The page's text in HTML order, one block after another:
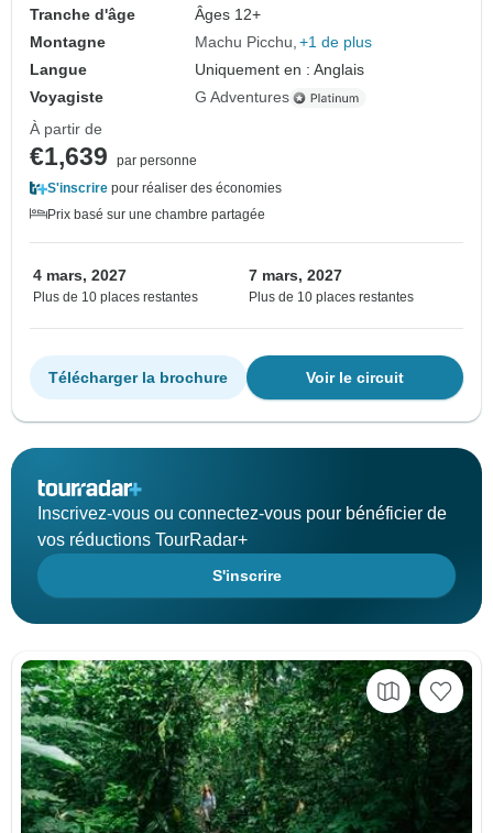
Tranche d'âge
Âges 12+
Montagne
Machu Picchu +1 de plus
Langue
Uniquement en : Anglais
Voyagiste
G Adventures
À partir de
€1,639
par personne
S'inscrire pour réaliser des économies
Prix basé sur une chambre partagée
4 mars, 2027
Plus de 10 places restantes
7 mars, 2027
Plus de 10 places restantes
Voir le circuit
Télécharger la brochure
Inscrivez-vous ou connectez-vous pour bénéficier de
vos réductions TourRadar+
S'inscrire